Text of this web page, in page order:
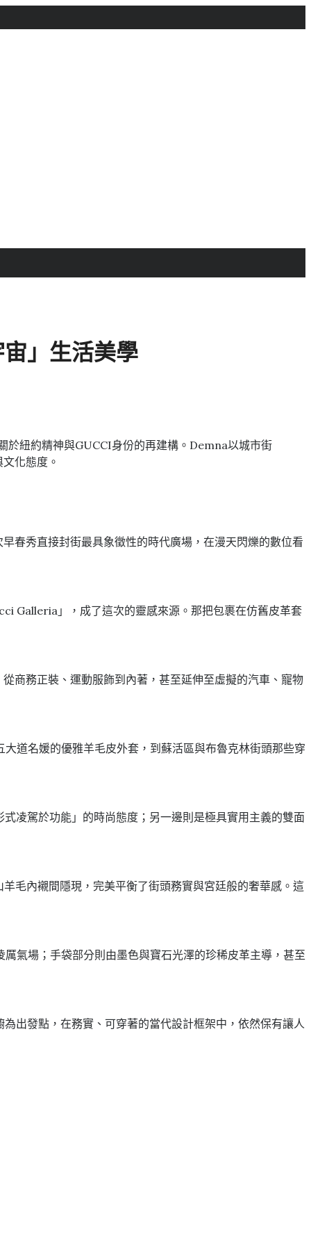
」生活美學
於紐約精神與GUCCI身份的再建構。Demna以城市街
化態度。
春秀直接封街最具象徵性的時代廣場，在漫天閃爍的數位看
Galleria」，成了這次的靈感來源。那把包裹在仿舊皮革套
商務正裝、運動服飾到內著，甚至延伸至虛擬的汽車、寵物
道名媛的優雅羊毛皮外套，到蘇活區與布魯克林街頭那些穿
凌駕於功能」的時尚態度；另一邊則是極具實用主義的雙面
毛內襯間隱現，完美平衡了街頭務實與宮廷般的奢華感。這
氣場；手袋部分則由墨色與寶石光澤的珍稀皮革主導，甚至
出發點，在務實、可穿著的當代設計框架中，依然保有讓人